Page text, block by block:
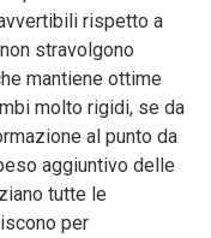
rispetto a
stravolgono
mantiene ottime
molto rigidi, se da
al punto da
aggiuntivo delle
tutte le
per